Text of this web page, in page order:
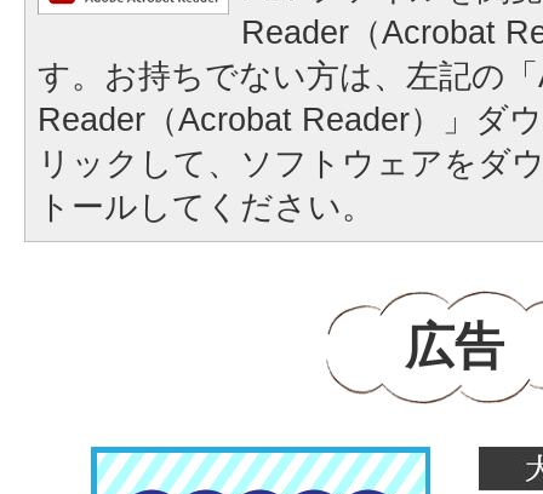
Reader（Acrobat
す。お持ちでない方は、左記の
Reader（Acrobat Reader）」ダ
リックして、ソフトウェアをダ
トールしてください。
広告